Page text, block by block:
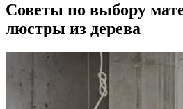
Советы по выбору
люстры из дерева